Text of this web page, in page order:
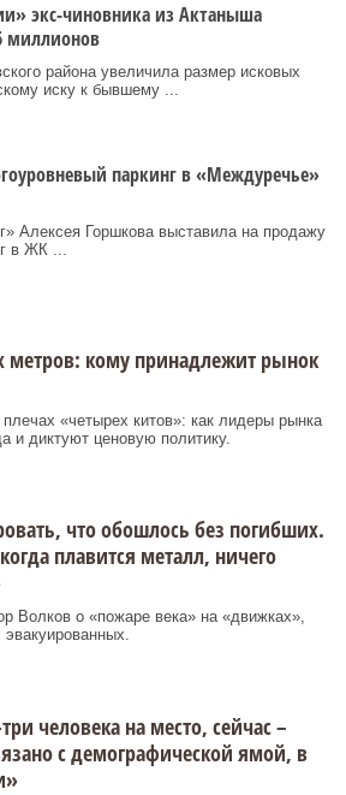
экс-чиновника из Актаныша
миллионов
района увеличила размер исковых
иску к бывшему ...
паркинг в «Междуречье»
Алексея Горшкова выставила на продажу
в ЖК ...
метров: кому принадлежит рынок
«четырех китов»: как лидеры рынка
и диктуют ценовую политику.
что обошлось без погибших.
плавится металл, ничего
Волков о «пожаре века» на «движках»,
человека на место, сейчас –
с демографической ямой, в